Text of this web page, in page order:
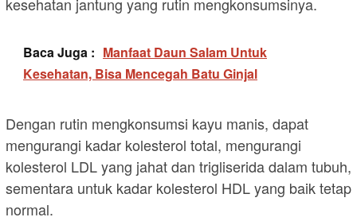
Baca Juga : Manfaat Daun Salam Untuk
Kesehatan, Bisa Mencegah Batu Ginjal
Dengan rutin mengkonsumsi kayu manis, dapat
mengurangi kadar kolesterol total, mengurangi
kolesterol LDL yang jahat dan trigliserida dalam tubuh,
sementara untuk kadar kolesterol HDL yang baik tetap
normal.